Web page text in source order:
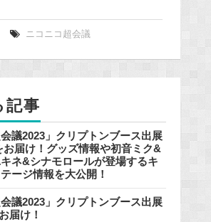
ニコニコ超会議
記事
会議2023」クリプトンブース出展
お届け！グッズ情報や初音ミク&
ネ&シナモロールが登場するキ
ージ情報を大公開！
会議2023」クリプトンブース出展
届け！